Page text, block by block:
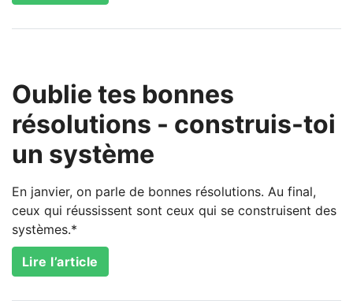
Oublie tes bonnes
résolutions - construis-toi
un système
En janvier, on parle de bonnes résolutions. Au final,
ceux qui réussissent sont ceux qui se construisent des
systèmes.*
Lire l’article